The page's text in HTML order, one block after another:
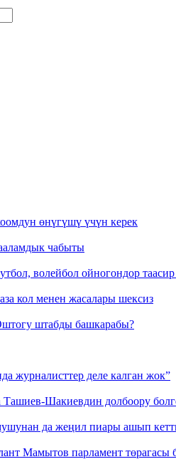
өнүгүшү үчүн керек
чабыты
волейбол ойногондор
кол менен жасалары шексиз
штабды башкарабы?
журналисттер деле калган жок”
Шакиевдин долбоору
да жеңил пиары ашып
Мамытов парламент төрагасы